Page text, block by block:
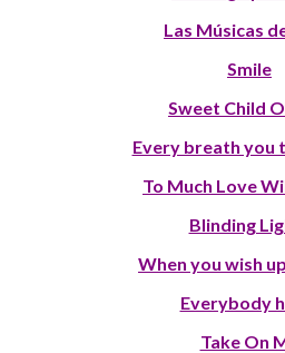
Las Músicas
Smile
Sweet Child
Every breath you
To Much Love
Blinding
When you wish
Everybody
Take On